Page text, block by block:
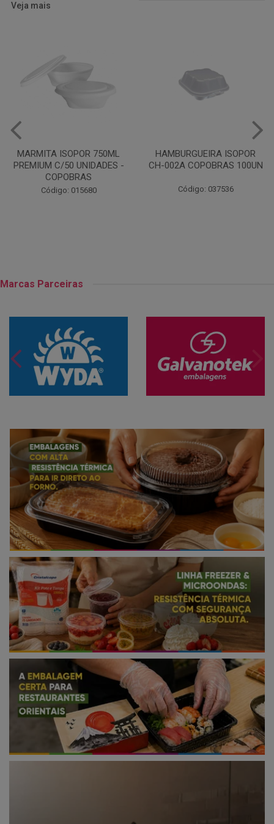
Veja mais
HAMBURGUEIRA ISOPOR
CH-002A COPOBRAS 100UN
Código: 037536
CAIXA PARDA PIZZA N30
OITAVADA BALUARTE C/10
Código: 001124
Marcas Parceiras